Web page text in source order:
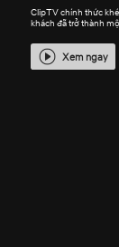
ClipTV chính thức
khách đã trở thành
Xem ngay